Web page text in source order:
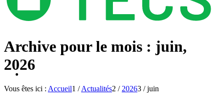
Archive pour le mois : juin,
2026
Vous êtes ici : Accueil1 / Actualités2 / 20263 / juin